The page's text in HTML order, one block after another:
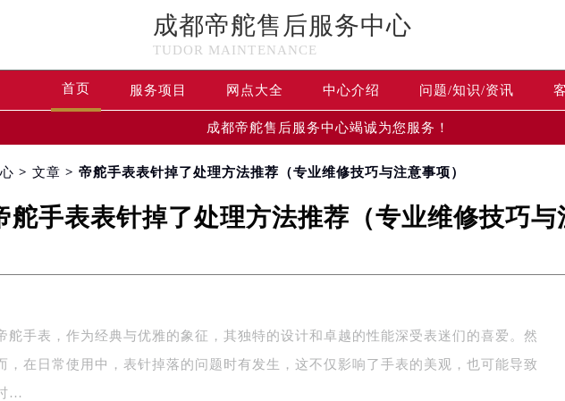
成都帝舵售后服务中心
TUDOR MAINTENANCE
首页 服务项目 网点大全 中心介绍 问题/知识/资讯
成都帝舵售后服务中心竭诚为您服务！
> 文章 > 帝舵手表表针掉了处理方法推荐（专业维修技巧与注意事项）
舵手表表针掉了处理方法推荐（专业维修技巧与
舵手表，作为经典与优雅的象征，其独特的设计和卓越的性能深受表迷们的喜爱。然
，在日常使用中，表针掉落的问题时有发生，这不仅影响了手表的美观，也可能导致
…